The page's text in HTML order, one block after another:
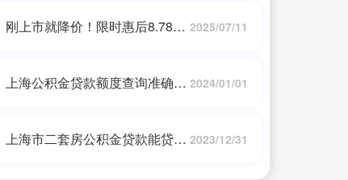
刚上市就降价！限时惠后8.78万 2025/07/11
上海公积金贷款额度查询准确吗 2024/01/01
上海市二套房公积金贷款能贷多 2023/12/31